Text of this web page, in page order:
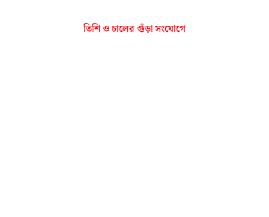
তিশি ও চালের গুঁড়া সংযোগে